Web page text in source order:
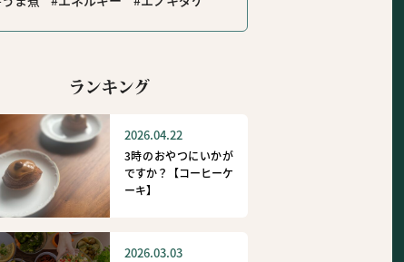
ランキング
2026.04.22
3時のおやつにいかが
ですか？【コーヒーケ
ーキ】
2026.03.03